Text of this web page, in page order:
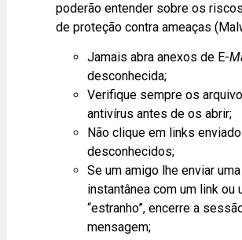
poderão entender sobre os
de proteção contra ameaças
Jamais abra anexos de E-
desconhecida;
Verifique sempre os
antivírus antes de os abrir;
Não clique em links
desconhecidos;
Se um amigo lhe enviar
instantânea com um link ou
“estranho”, encerre a
mensagem;